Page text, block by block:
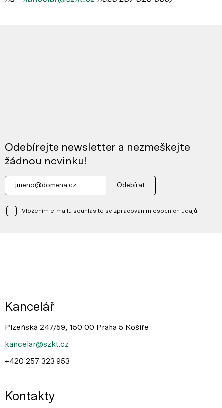
Odebírejte newsletter a nezmeškejte
žádnou novinku!
Odebírat
Vložením e-mailu souhlasíte se zpracováním osobních údajů.
Kancelář
Plzeňská 247/59, 150 00 Praha 5 Košíře
kancelar@szkt.cz
+420 257 323 953
Kontakty